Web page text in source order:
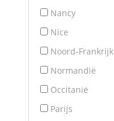
Nancy
Nice
Noord-Frankrijk
Normandië
Occitanië
Parijs